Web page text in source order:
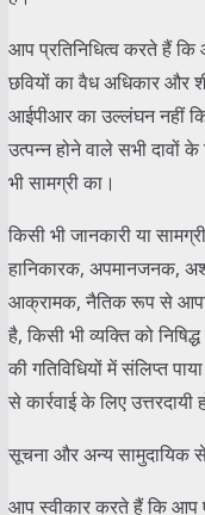
आप प्रतिनिधित्व करते हैं
छवियों का वैध अधिकार और
आईपीआर का उल्लंघन नहीं
उत्पन्न होने वाले सभी दावों
भी सामग्री का।
किसी भी जानकारी या
हानिकारक, अपमानजनक,
आक्रामक, नैतिक रूप से
है, किसी भी व्यक्ति को
की गतिविधियों में संलिप्त
से कार्रवाई के लिए उत्तरदायी
सूचना और अन्य सामुदायिक
आप स्वीकार करते हैं कि आप